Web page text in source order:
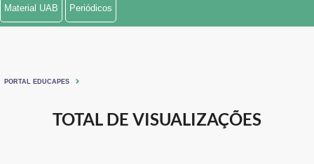
Material UAB Periódicos
PORTAL EDUCAPES
TOTAL DE VISUALIZAÇÕES